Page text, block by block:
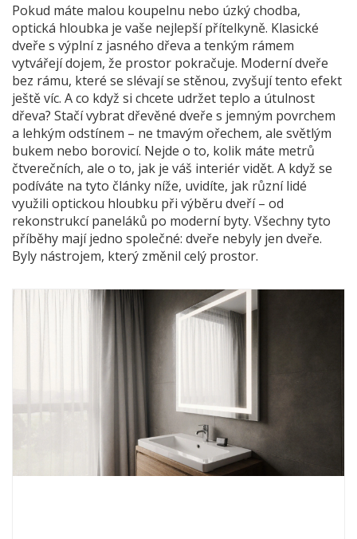
Pokud máte malou koupelnu nebo úzký chodba,
optická hloubka je vaše nejlepší přítelkyně. Klasické
dveře s výplní z jasného dřeva a tenkým rámem
vytvářejí dojem, že prostor pokračuje. Moderní dveře
bez rámu, které se slévají se stěnou, zvyšují tento efekt
ještě víc. A co když si chcete udržet teplo a útulnost
dřeva? Stačí vybrat dřevěné dveře s jemným povrchem
a lehkým odstínem – ne tmavým ořechem, ale světlým
bukem nebo borovicí. Nejde o to, kolik máte metrů
čtverečních, ale o to, jak je váš interiér vidět. A když se
podíváte na tyto články níže, uvidíte, jak různí lidé
využili optickou hloubku při výběru dveří – od
rekonstrukcí paneláků po moderní byty. Všechny tyto
příběhy mají jedno společné: dveře nebyly jen dveře.
Byly nástrojem, který změnil celý prostor.